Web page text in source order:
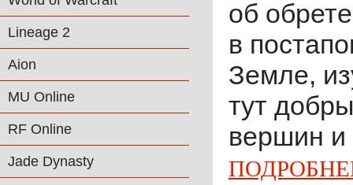
Lineage 2
Aion
MU Online
RF Online
Jade Dynasty
об
в
Земле,
тут
вершин и